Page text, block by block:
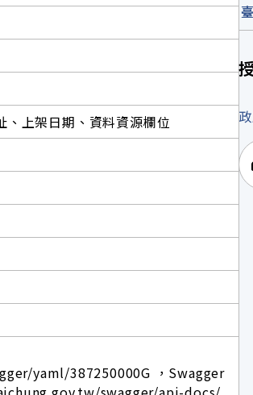
、上架日期、資料資源欄位
yaml/387250000G ，Swagger